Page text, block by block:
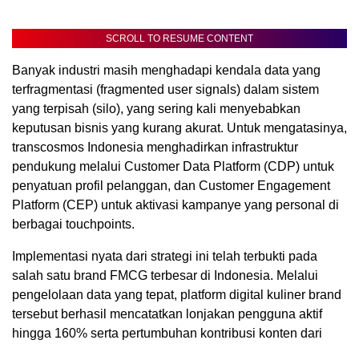
SCROLL TO RESUME CONTENT
Banyak industri masih menghadapi kendala data yang
terfragmentasi (fragmented user signals) dalam sistem
yang terpisah (silo), yang sering kali menyebabkan
keputusan bisnis yang kurang akurat. Untuk mengatasinya,
transcosmos Indonesia menghadirkan infrastruktur
pendukung melalui Customer Data Platform (CDP) untuk
penyatuan profil pelanggan, dan Customer Engagement
Platform (CEP) untuk aktivasi kampanye yang personal di
berbagai touchpoints.
Implementasi nyata dari strategi ini telah terbukti pada
salah satu brand FMCG terbesar di Indonesia. Melalui
pengelolaan data yang tepat, platform digital kuliner brand
tersebut berhasil mencatatkan lonjakan pengguna aktif
hingga 160% serta pertumbuhan kontribusi konten dari